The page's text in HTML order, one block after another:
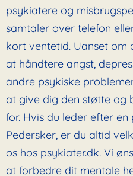
psykiatere og
samtaler over telefon
kort ventetid. Uanset
at håndtere angst,
andre psykiske
at give dig den støtte og
for. Hvis du leder efter
Pedersker, er du altid
os hos psykiater.dk. Vi
at forbedre dit mentale